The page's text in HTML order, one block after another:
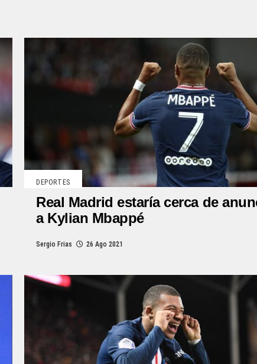
DEPORTES
Real Madrid estaría cerca de
a Kylian Mbappé
Sergio Frias 26 Ago 2021